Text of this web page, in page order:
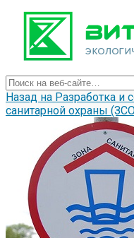
Назад на Разработка и
санитарной охраны